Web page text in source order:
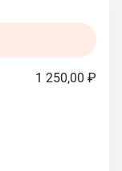
1 250,00 ₽